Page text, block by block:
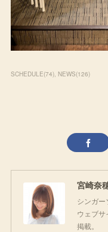
SCHEDULE(74) NEWS(126)
宮崎奈
シンガ
ウェブ
掲載。